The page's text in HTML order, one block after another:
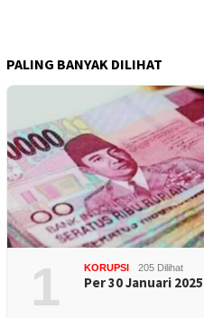
PALING BANYAK DILIHAT
1 KORUPSI 205 Dilihat
Per 30 Januari